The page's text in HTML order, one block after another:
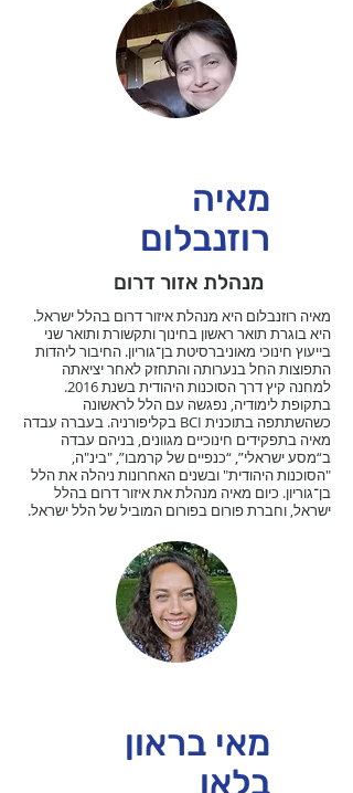
מאיה
רוזנבלום
מנהלת אזור דרום
מאיה רוזנבלום היא מנהלת איזור דרום בהלל ישראל.
היא בוגרת תואר ראשון בחינוך ותקשורת ותואר שני
בייעוץ חינוכי מאוניברסיטת בן־גוריון. החיבור ליהדות
התפוצות החל בנערותה והתחזק לאחר יציאתה
למחנה קיץ דרך הסוכנות היהודית בשנת 2016.
בתקופת לימודיה, נפגשה עם הלל לראשונה
כשהשתתפה בתוכנית BCI בקליפורניה. בעברה עבדה
מאיה בתפקידים חינוכיים מגוונים, בניהם עבדה
ב“מסע ישראלי”, “כנפיים של קרמבו”, "בינ"ה,
"הסוכנות היהודית" ובשנים האחרונות ניהלה את הלל
בן־גוריון. כיום מאיה מנהלת את איזור דרום בהלל
ישראל, וחברת פורום בפורום המוביל של הלל ישראל.
מאי בראון
בלאו